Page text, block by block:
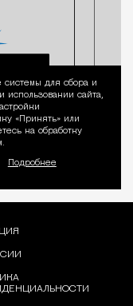
для сбора и
использовании сайта,
«Принять» или
на обработку
Подробнее